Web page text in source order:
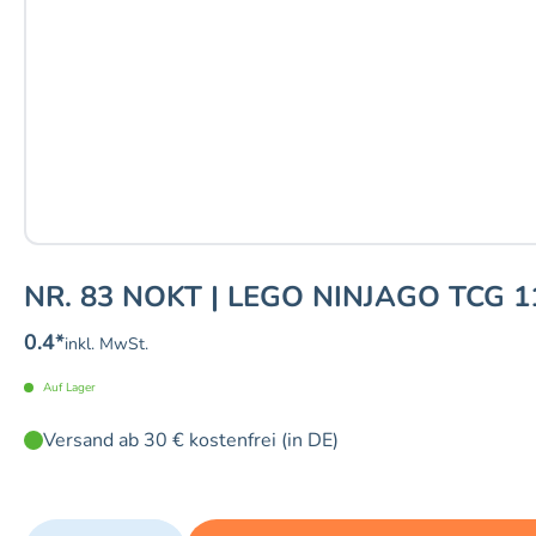
NR. 83 NOKT | LEGO NINJAGO TCG
0.4*inkl. MwSt.
Auf Lager
Versand ab 30 € kostenfrei (in DE)
Quantity